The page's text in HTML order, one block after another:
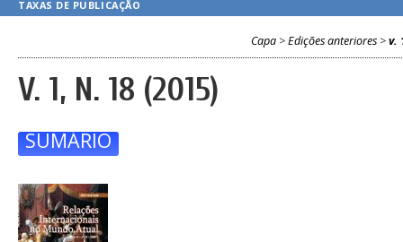
TAXAS DE PUBLICAÇÃO
Capa>Edições anteriores>v.
V. 1, N. 18 (2015)
SUMÁRIO